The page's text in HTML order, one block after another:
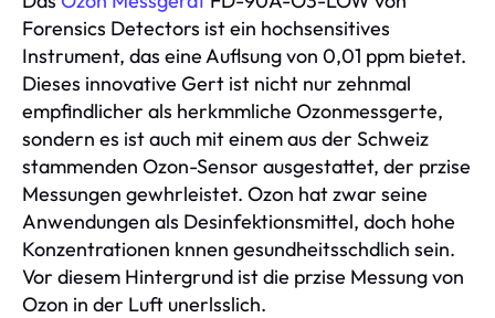
Forensics Detectors ist ein hochsensitives
Instrument, das eine Auflsung von 0,01 ppm bietet.
Dieses innovative Gert ist nicht nur zehnmal
empfindlicher als herkmmliche Ozonmessgerte,
sondern es ist auch mit einem aus der Schweiz
stammenden Ozon-Sensor ausgestattet, der przise
Messungen gewhrleistet. Ozon hat zwar seine
Anwendungen als Desinfektionsmittel, doch hohe
Konzentrationen knnen gesundheitsschdlich sein.
Vor diesem Hintergrund ist die przise Messung von
Ozon in der Luft unerlsslich.